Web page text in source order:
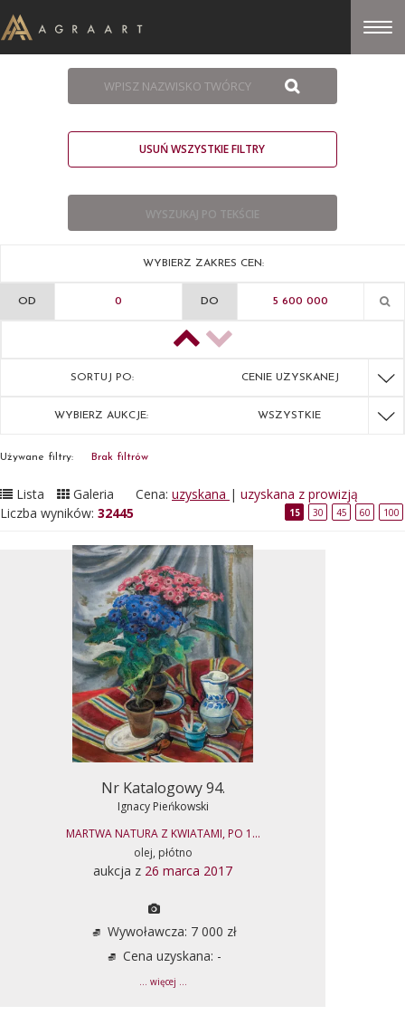
USUŃ WSZYSTKIE FILTRY
WYBIERZ ZAKRES CEN:
OD DO
SORTUJ PO: CENIE UZYSKANEJ
WYBIERZ AUKCJE: WSZYSTKIE
Używane filtry: Brak filtrów
Lista Galeria Cena: uzyskana | uzyskana z prowizją
Liczba wyników: 32445 15 30 45 60 100
Nr Katalogowy 94.
Ignacy Pieńkowski
MARTWA NATURA Z KWIATAMI, PO 1...
olej, płótno
aukcja z 26 marca 2017
Wywoławcza: 7 000 zł
Cena uzyskana: -
... więcej ...